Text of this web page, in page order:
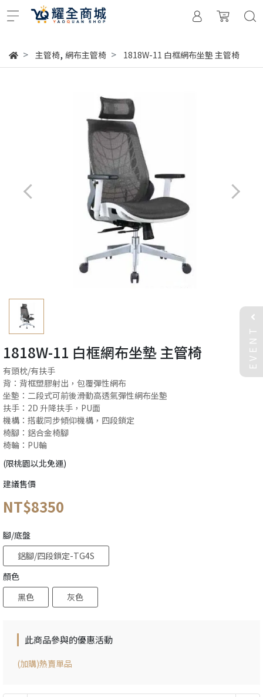
主管椅, 網布主管椅 1818W-11 白框網布坐墊 主管椅
1818W-11 白框網布坐墊 主管椅
有頭枕/有扶手
背：背框塑膠射出，包覆彈性網布
坐墊：二段式可前後滑動高透氣彈性網布坐墊
扶手：2D 升降扶手，PU面
機構：搭載同步傾仰機構，四段鎖定
椅腳：鋁合金椅腳
椅輪：PU輪
(限桃園以北免運)
建議售價
NT$8350
腳/底盤
鋁腳/四段鎖定-TG4S
顏色
黑色
灰色
此商品參與的優惠活動
(加購)熱賣單品
EVENT